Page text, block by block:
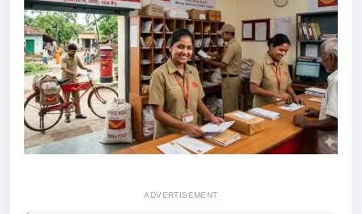
ADVERTISEMENT